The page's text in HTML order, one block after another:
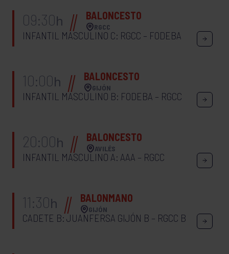
09:30h BALONCESTO
RGCC
INFANTIL MASCULINO C: RGCC – FODEBA
10:00h BALONCESTO
GIJÓN
INFANTIL MASCULINO B: FODEBA – RGCC
20:00h BALONCESTO
AVILÉS
INFANTIL MASCULINO A: AAA – RGCC
11:30h BALONMANO
GIJÓN
CADETE B: JUANFERSA GIJÓN B – RGCC B